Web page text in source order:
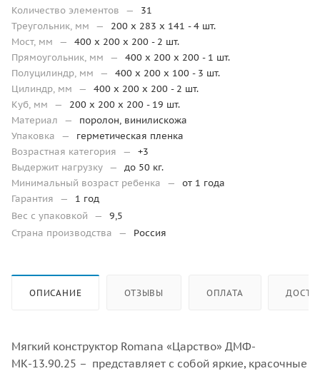
Количество элементов
—
31
Треугольник, мм
—
200 x 283 x 141 - 4 шт.
Мост, мм
—
400 x 200 x 200 - 2 шт.
Прямоугольник, мм
—
400 x 200 x 200 - 1 шт.
Полуцилиндр, мм
—
400 х 200 x 100 - 3 шт.
Цилиндр, мм
—
400 х 200 x 200 - 2 шт.
Куб, мм
—
200 х 200 x 200 - 19 шт.
Материал
—
поролон, винилискожа
Упаковка
—
герметическая пленка
Возрастная категория
—
+3
Выдержит нагрузку —
до 50 кг.
Минимальный возраст ребенка
—
от 1 года
Гарантия
—
1 год
Вес с упаковкой
—
9,5
Страна производства
— Россия
ОПИСАНИЕ ОТЗЫВЫ ОПЛАТА
Мягкий конструктор Romana «Царство» ДМФ-
МК-13.90.25 – представляет с собой яркие, красочные